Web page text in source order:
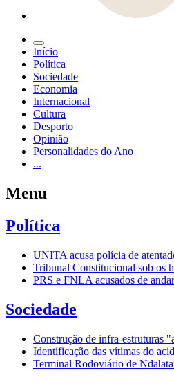
Início
Política
Sociedade
Economia
Internacional
Cultura
Desporto
Opinião
Personalidades do Ano
...
Menu
Política
UNITA acusa polícia de
Tribunal Constitucional sob os
PRS e FNLA acusados de
Sociedade
Construção de infra-estruturas
Identificação das vítimas do
Terminal Rodoviário de